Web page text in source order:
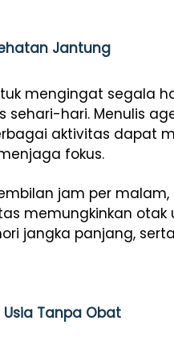
Jantung
mengingat segala
sehari-hari. Menulis
aktivitas dapat
fokus.
jam per
memungkinkan otak
jangka panjang,
Tanpa Obat